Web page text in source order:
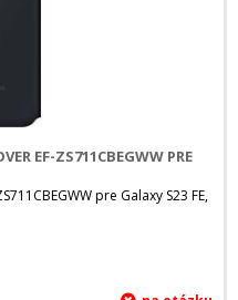
EF-ZS711CBEGWW PRE
pre Galaxy S23 FE,